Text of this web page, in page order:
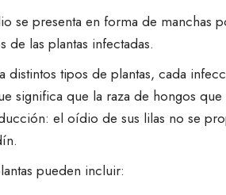
se presenta en forma de manchas
de las plantas infectadas.
tipos de plantas, cada
significa que la raza de hongos que
el oídio de sus lilas no se
pueden incluir: